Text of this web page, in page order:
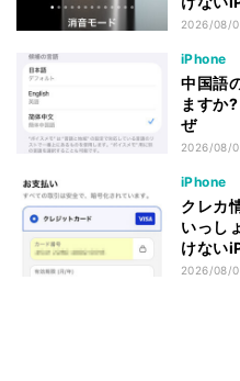
2026/08/
iPhone
中国語
ますか
ぜ
2026/08/
iPhone
クレカ
いっし
けない
2026/08/